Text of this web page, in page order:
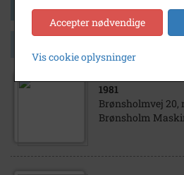
1981
Brønsholmvej 20,
Brønsholm
Accepter nødvendige
Vis cookie oplysninger